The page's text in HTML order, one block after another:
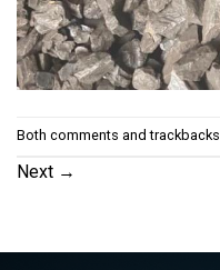
Both comments and
Next →